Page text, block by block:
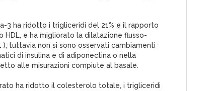
3 ha ridotto i trigliceridi del 21% e il rapporto
e ha migliorato la dilatazione flusso-
); tuttavia non si sono osservati cambiamenti
di insulina e di adiponectina o nella
alle misurazioni compiute al basale.
ha ridotto il colesterolo totale, i trigliceridi